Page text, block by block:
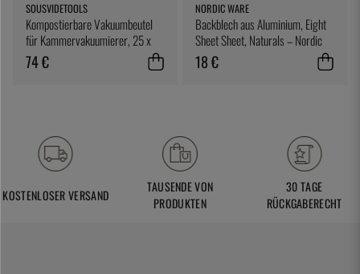
SOUSVIDETOOLS
Kompostierbare Vakuumbeutel
für Kammervakuumierer, 25 x
25 cm, 200er-Pack -
SousVideTools
74 €
NORDIC WARE
Backblech aus Aluminium, Eight
Sheet Sheet, Naturals – Nordic
Ware
18 €
KOSTENLOSER VERSAND
TAUSENDE VON
PRODUKTEN
30 TAGE
RÜCKGABERECHT